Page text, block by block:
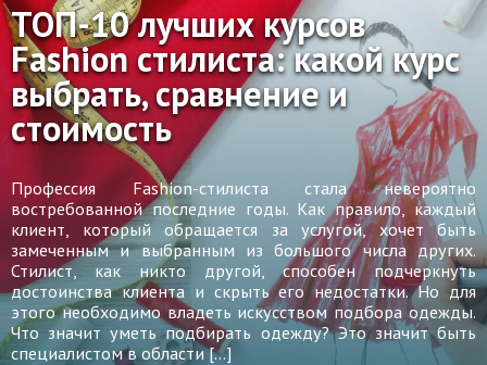
ТОП-10 лучших курсов
Fashion стилиста: какой курс
выбрать, сравнение и
стоимость
Профессия Fashion-стилиста стала невероятно
востребованной последние годы. Как правило, каждый
клиент, который обращается за услугой, хочет быть
замеченным и выбранным из большого числа других.
Стилист, как никто другой, способен подчеркнуть
достоинства клиента и скрыть его недостатки. Но для
этого необходимо владеть искусством подбора одежды.
Что значит уметь подбирать одежду? Это значит быть
специалистом в области […]